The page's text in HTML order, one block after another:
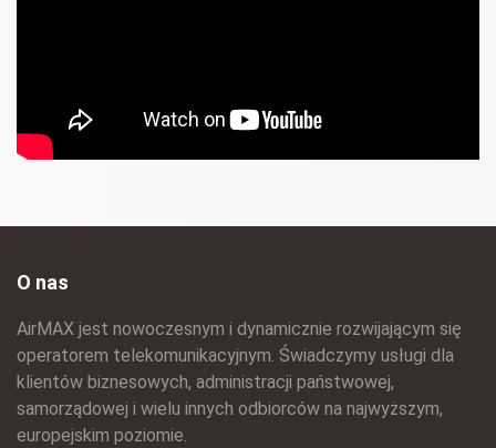
O nas
AirMAX jest nowoczesnym i dynamicznie rozwijającym się
operatorem telekomunikacyjnym. Świadczymy usługi dla
klientów biznesowych, administracji państwowej,
samorządowej i wielu innych odbiorców na najwyższym,
europejskim poziomie.